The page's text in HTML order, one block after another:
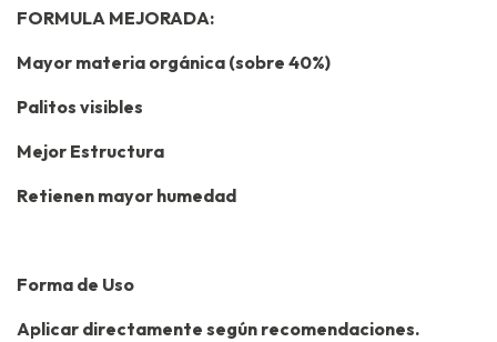
FORMULA MEJORADA:
Mayor materia orgánica (sobre 40%)
Palitos visibles
Mejor Estructura
Retienen mayor humedad
Forma de Uso
Aplicar directamente según recomendaciones.